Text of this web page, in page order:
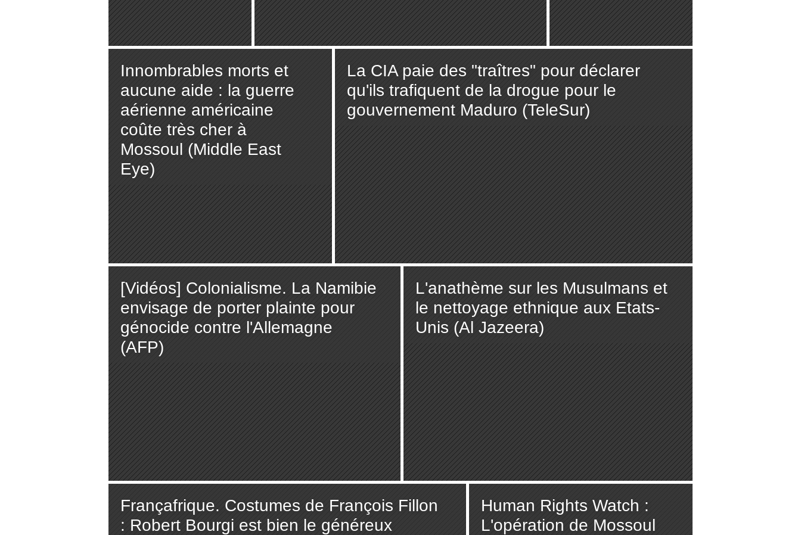
Innombrables morts et
aucune aide : la guerre
aérienne américaine
coûte très cher à
Mossoul (Middle East
Eye)
La CIA paie des "traîtres" pour déclarer
qu'ils trafiquent de la drogue pour le
gouvernement Maduro (TeleSur)
[Vidéos] Colonialisme. La Namibie
envisage de porter plainte pour
génocide contre l'Allemagne
(AFP)
L'anathème sur les Musulmans et
le nettoyage ethnique aux Etats-
Unis (Al Jazeera)
Françafrique. Costumes de François Fillon
: Robert Bourgi est bien le généreux
Human Rights Watch :
L'opération de Mossoul